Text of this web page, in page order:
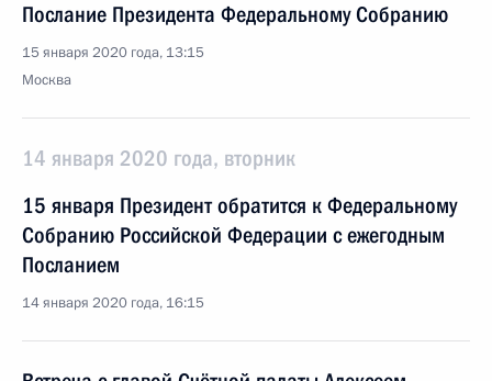
Послание Президента Федеральному Собранию
15 января 2020 года, 13:15
Москва
14 января 2020 года, вторник
15 января Президент обратится к Федеральному
Собранию Российской Федерации с ежегодным
Посланием
14 января 2020 года, 16:15